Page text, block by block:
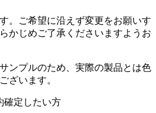
。
ご希望に沿えず変更をお願いす
かじめご了承くださいますようお
ンプルのため、実際の製品とは色
ざいます。
確定したい方